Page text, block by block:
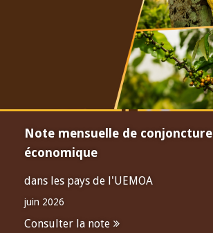
Note mensuelle de conjoncture
économique
dans les pays de l'UEMOA
juin 2026
Consulter la note